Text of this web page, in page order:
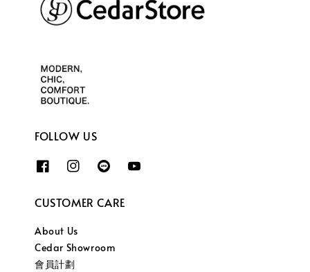
FOLLOW US
CUSTOMER CARE
About Us
Cedar Showroom
會員計劃